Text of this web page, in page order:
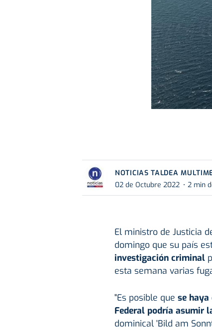
NOTICIAS TALDEA
02 de Octubre 2022
2 min
El ministro de Justicia
domingo que su país
investigación criminal
esta semana varias
"Es posible que se
Federal podría asumir
dominical 'Bild am